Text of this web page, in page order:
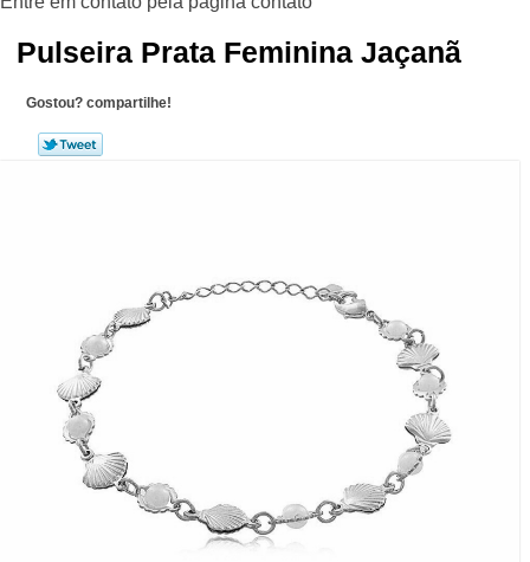
Pulseira Prata Feminina Jaçanã
Gostou? compartilhe!